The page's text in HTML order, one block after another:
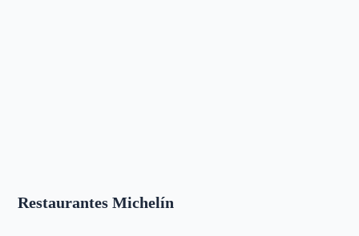
Restaurantes Michelín